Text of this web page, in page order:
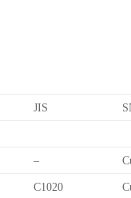
JIS
–
C1020